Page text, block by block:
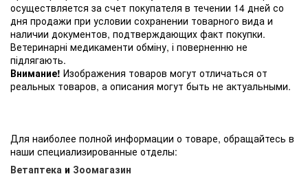
осуществляется за счет покупателя в течении 14 дней со
дня продажи при условии сохранении товарного вида и
наличии документов, подтверждающих факт покупки.
Ветеринарні медикаменти обміну, і поверненню не
підлягають.
Внимание! Изображения товаров могут отличаться от
реальных товаров, а описания могут быть не актуальными.
Для наиболее полной информации о товаре, обращайтесь в
наши специализированные отделы:
Ветаптека и Зоомагазин